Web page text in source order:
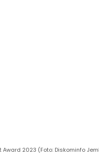
Award 2023 (Foto: Diskominfo